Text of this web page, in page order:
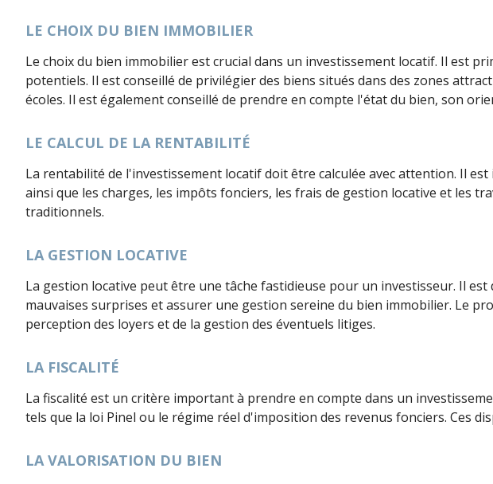
LE CHOIX DU BIEN IMMOBILIER
Le choix du bien immobilier est crucial dans un investissement locatif. Il est
potentiels. Il est conseillé de privilégier des biens situés dans des zones
écoles. Il est également conseillé de prendre en compte l'état du bien, son
LE CALCUL DE LA RENTABILITÉ
La rentabilité de l'investissement locatif doit être calculée avec attention. Il
ainsi que les charges, les impôts fonciers, les frais de gestion locative et les
traditionnels.
LA GESTION LOCATIVE
La gestion locative peut être une tâche fastidieuse pour un investisseur. Il
mauvaises surprises et assurer une gestion sereine du bien immobilier. Le
perception des loyers et de la gestion des éventuels litiges.
LA FISCALITÉ
La fiscalité est un critère important à prendre en compte dans un
tels que la loi Pinel ou le régime réel d'imposition des revenus fonciers. Ces
LA VALORISATION DU BIEN